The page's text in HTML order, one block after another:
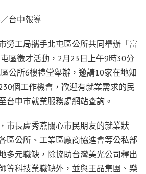
台中報導
勞工局攜手北屯區公所共同舉辦「富
區徵才活動，2月23日上午9時30分
公所6樓禮堂舉辦，邀請10家在地知
個工作機會，歡迎有就業需求的民
台中市就業服務處網站查詢。
市長盧秀燕關心市民朋友的就業狀
區公所、工業區廠商協進會等公私部
多元職缺，除協助台灣美光公司釋出
等科技業職缺外，並與王品集團、樂